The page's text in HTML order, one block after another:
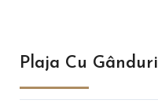
Plaja Cu Gânduri